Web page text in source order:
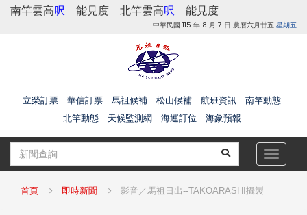
南竿雲高呎 能見度 北竿雲高呎 能見度
中華民國 115 年 8 月 7 日 農曆六月廿五 星期五
立榮訂票 華信訂票 馬祖候補 松山候補 航班資訊
南竿動態
北竿動態
天候監測網 海運訂位 海象預報
Toggle
首頁 即時新聞 影音／馬祖日出--TAKOARASHI攝製